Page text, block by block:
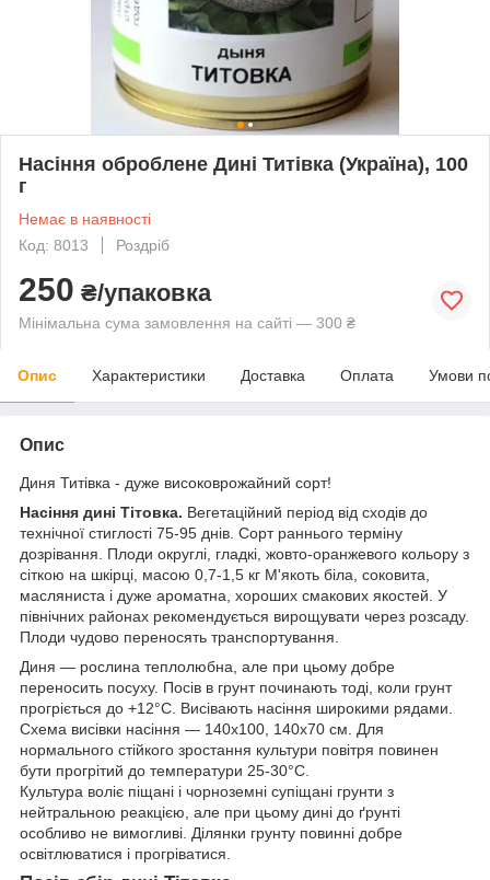
Насіння оброблене Дині Титівка (Україна), 100
г
Немає в наявності
Код: 8013
Роздріб
250 ₴/упаковка
Мінімальна сума замовлення на сайті — 300 ₴
Опис Характеристики Доставка Оплата Умови
Опис
Диня Титівка - дуже високоврожайний сорт!
Насіння дині Тітовка. Вегетаційний період від сходів до
технічної стиглості 75-95 днів. Сорт раннього терміну
дозрівання. Плоди округлі, гладкі, жовто-оранжевого кольору з
сіткою на шкірці, масою 0,7-1,5 кг М'якоть біла, соковита,
масляниста і дуже ароматна, хороших смакових якостей. У
північних районах рекомендується вирощувати через розсаду.
Плоди чудово переносять транспортування.
Диня ― рослина теплолюбна, але при цьому добре
переносить посуху. Посів в грунт починають тоді, коли грунт
прогріється до +12°С. Висівають насіння широкими рядами.
Схема висівки насіння ― 140х100, 140x70 см. Для
нормального стійкого зростання культури повітря повинен
бути прогрітий до температури 25-30°С.
Культура воліє піщані і чорноземні супіщані грунти з
нейтральною реакцією, але при цьому дині до ґрунті
особливо не вимогливі. Ділянки грунту повинні добре
освітлюватися і прогріватися.